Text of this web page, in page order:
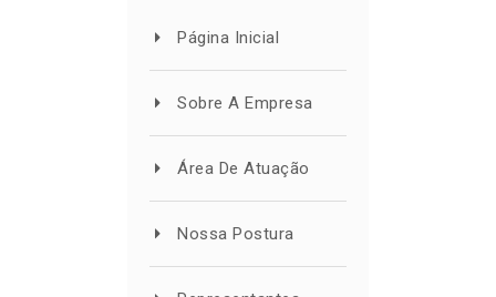
Página Inicial
Sobre A Empresa
Área De Atuação
Nossa Postura